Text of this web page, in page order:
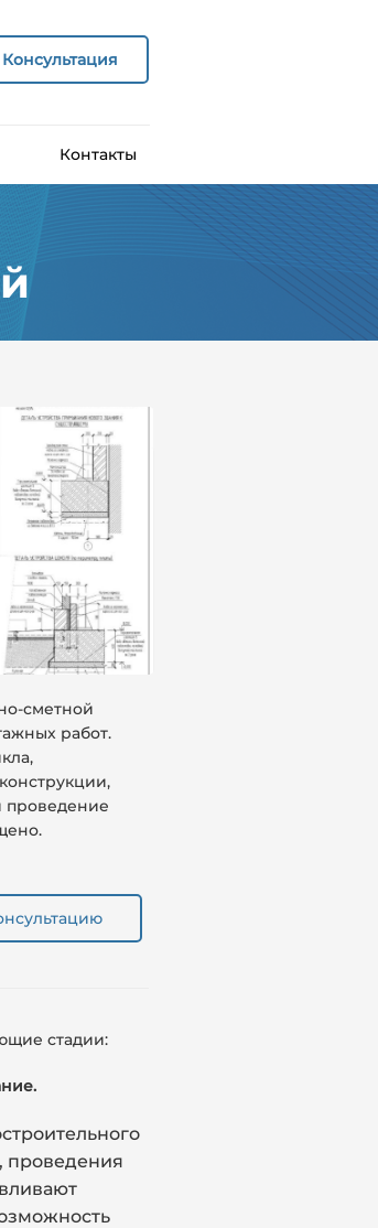
Консультация
Контакты
сметной
работ.
проведение
стадии:
проведения